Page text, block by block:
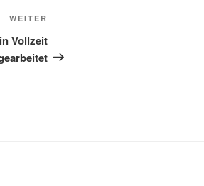
Beitrag
WEITER
Vollzeit